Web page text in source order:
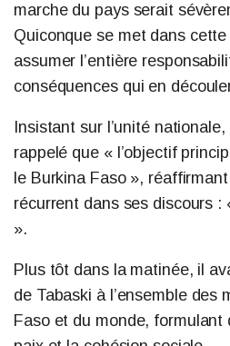
marche du pays serait
Quiconque se met dans
assumer l’entière
conséquences qui en
Insistant sur l’unité
rappelé que « l’objectif
le Burkina Faso »,
récurrent dans ses discours
».
Plus tôt dans la matinée, il
de Tabaski à l’ensemble des
Faso et du monde, formulant